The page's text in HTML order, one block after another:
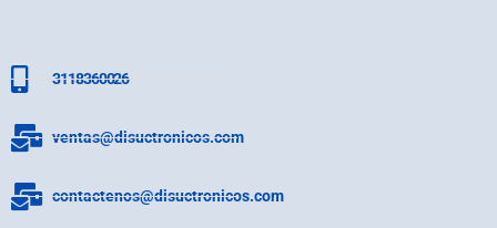
3118360026
ventas@disuctronicos.com
contactenos@disuctronicos.com